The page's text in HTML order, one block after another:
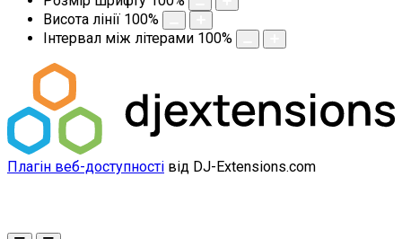
Висота лінії 100%
Інтервал між літерами 100%
Плагін веб-доступності від DJ-Extensions.com